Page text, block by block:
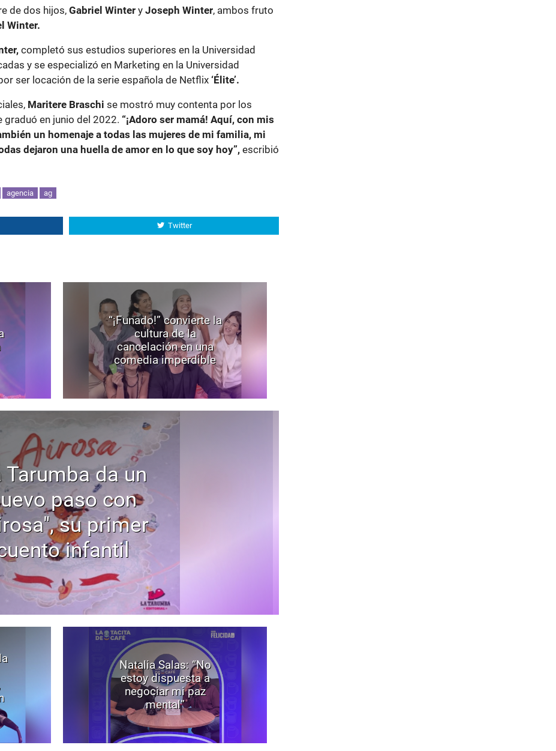
de dos hijos, Gabriel Winter y Joseph Winter, ambos fruto
Winter.
completó sus estudios superiores en la Universidad
y se especializó en Marketing en la Universidad
ser locación de la serie española de Netflix ‘Élite’.
Maritere Braschi se mostró muy contenta por los
graduó en junio del 2022. “¡Adoro ser mamá! Aquí, con mis
un homenaje a todas las mujeres de mi familia, mi
dejaron una huella de amor en lo que soy hoy”, escribió
agencia ag
Twitter
“¡Funado!” convierte la
cultura de la
cancelación en una
comedia imperdible
Tarumba da un
paso con
su primer
infantil
Natalia Salas: “No
estoy dispuesta a
negociar mi paz
mental”